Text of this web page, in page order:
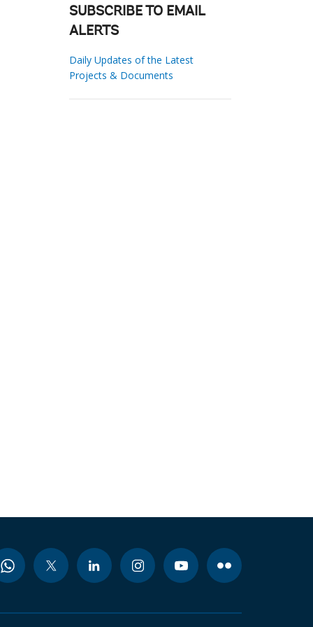
SUBSCRIBE TO EMAIL
ALERTS
Daily Updates of the Latest
Projects & Documents